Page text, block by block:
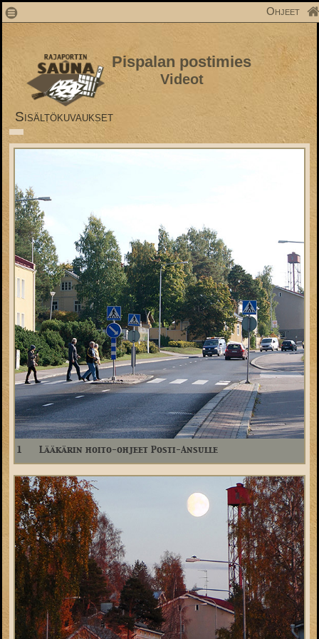
1 Ohjeet
Pispalan postimies
Videot
Sisältökuvaukset
1 Lääkärin hoito-ohjeet Posti-Ansulle